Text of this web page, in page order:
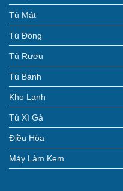
Tủ Mát
Tủ Đông
Tủ Rượu
Tủ Bánh
Kho Lạnh
Tủ Xì Gà
Điều Hòa
Máy Làm Kem